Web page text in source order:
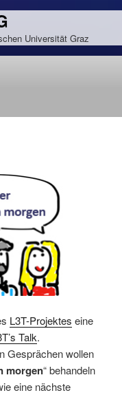
Universität Graz
L3T-Projektes eine
Talk.
Gesprächen wollen
morgen“ behandeln
eine nächste